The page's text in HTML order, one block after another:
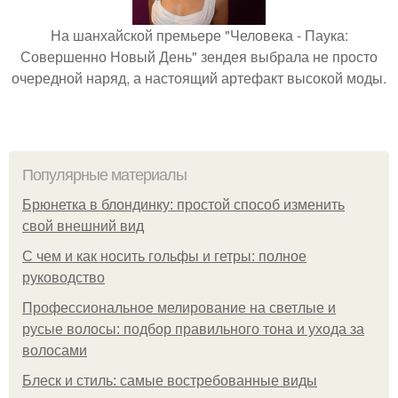
На шанхайской премьере "Человека - Паука:
Совершенно Новый День" зендея выбрала не просто
очередной наряд, а настоящий артефакт высокой моды.
Популярные материалы
Брюнетка в блондинку: простой способ изменить
свой внешний вид
С чем и как носить гольфы и гетры: полное
руководство
Профессиональное мелирование на светлые и
русые волосы: подбор правильного тона и ухода за
волосами
Блеск и стиль: самые востребованные виды